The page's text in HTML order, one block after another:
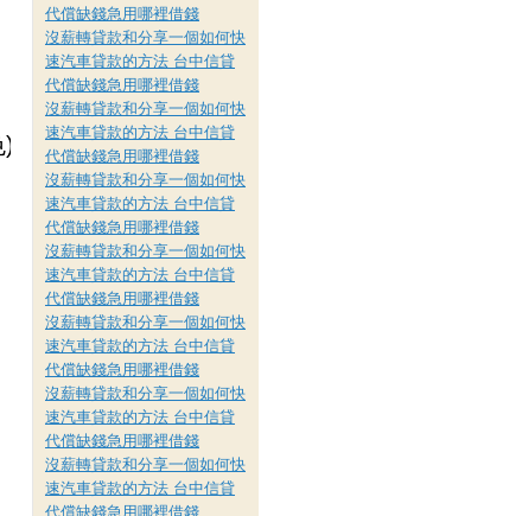
代償缺錢急用哪裡借錢
沒薪轉貸款和分享一個如何快
速汽車貸款的方法 台中信貸
代償缺錢急用哪裡借錢
沒薪轉貸款和分享一個如何快
速汽車貸款的方法 台中信貸
代償缺錢急用哪裡借錢
沒薪轉貸款和分享一個如何快
速汽車貸款的方法 台中信貸
代償缺錢急用哪裡借錢
沒薪轉貸款和分享一個如何快
速汽車貸款的方法 台中信貸
代償缺錢急用哪裡借錢
沒薪轉貸款和分享一個如何快
速汽車貸款的方法 台中信貸
代償缺錢急用哪裡借錢
沒薪轉貸款和分享一個如何快
速汽車貸款的方法 台中信貸
代償缺錢急用哪裡借錢
沒薪轉貸款和分享一個如何快
速汽車貸款的方法 台中信貸
代償缺錢急用哪裡借錢